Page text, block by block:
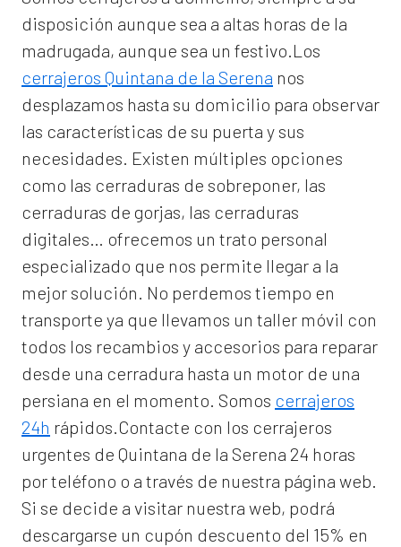
disposición aunque sea a altas horas de la
madrugada, aunque sea un festivo.Los
cerrajeros Quintana de la Serena nos
desplazamos hasta su domicilio para observar
las características de su puerta y sus
necesidades. Existen múltiples opciones
como las cerraduras de sobreponer, las
cerraduras de gorjas, las cerraduras
digitales… ofrecemos un trato personal
especializado que nos permite llegar a la
mejor solución. No perdemos tiempo en
transporte ya que llevamos un taller móvil con
todos los recambios y accesorios para reparar
desde una cerradura hasta un motor de una
persiana en el momento. Somos cerrajeros
24h rápidos.Contacte con los cerrajeros
urgentes de Quintana de la Serena 24 horas
por teléfono o a través de nuestra página web.
Si se decide a visitar nuestra web, podrá
descargarse un cupón descuento del 15% en